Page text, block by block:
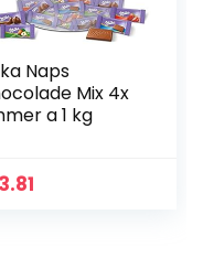
Naps
Mix 4x
a 1 kg